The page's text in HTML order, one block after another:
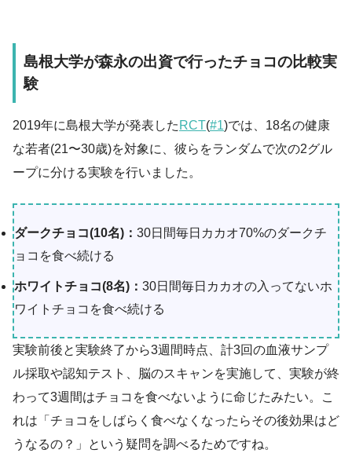
島根大学が森永の出資で行ったチョコの比較実
験
2019年に島根大学が発表した RCT(#1)では、18名の健康
な若者(21〜30歳)を対象に、彼らをランダムで次の2グル
ープに分ける実験を行いました。
ダークチョコ(10名)： 30日間毎日カカオ70%のダークチ
ョコを食べ続ける
ホワイトチョコ(8名)： 30日間毎日カカオの入ってないホ
ワイトチョコを食べ続ける
実験前後と実験終了から3週間時点、計3回の血液サンプ
ル採取や認知テスト、脳のスキャンを実施して、実験が終
わって3週間はチョコを食べないように命じたみたい。こ
れは「チョコをしばらく食べなくなったらその後効果はど
うなるの？」という疑問を調べるためですね。